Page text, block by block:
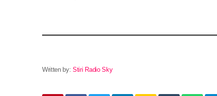
Written by:Stiri Radio Sky